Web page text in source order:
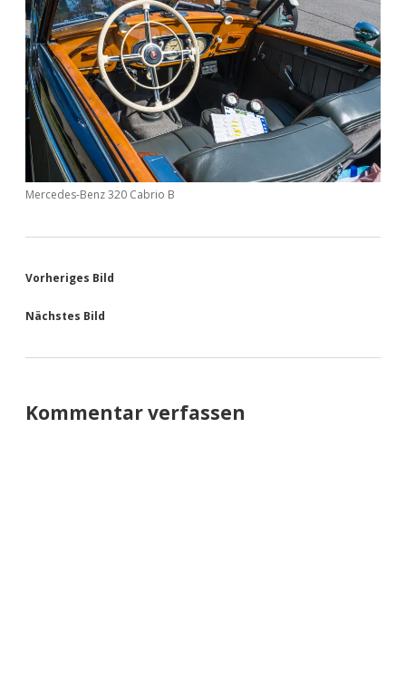
Mercedes-Benz 320 Cabrio B
Vorheriges Bild
Nächstes Bild
Kommentar verfassen